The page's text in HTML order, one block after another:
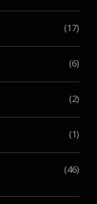
(17)
(6)
(2)
(1)
(46)